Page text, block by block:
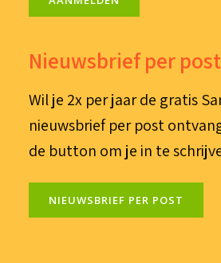
Nieuwsbrief per post
Wil je 2x per jaar de gratis
nieuwsbrief per post
de button om je in te
NIEUWSBRIEF PER POST